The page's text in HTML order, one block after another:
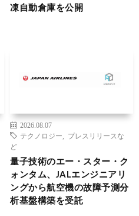
凍自動倉庫を公開
2026.08.07
テクノロジー
プレスリリースな
ど
量子技術のエー・スター・ク
ォンタム、JALエンジニアリ
ングから航空機の故障予測分
析基盤構築を受託